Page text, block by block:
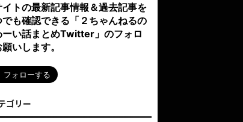
イトの最新記事情報＆過去記事を
でも確認できる「２ちゃんねるの
ーい話まとめTwitter」のフォロ
いします。
ゴリー